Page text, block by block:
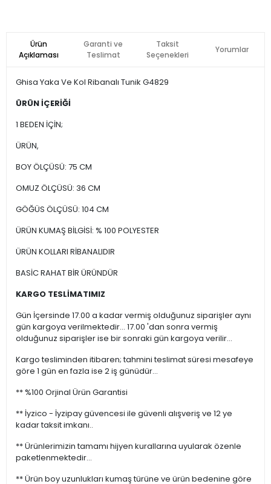
Ürün
Açıklaması
Garanti ve
Teslimat
Taksit
Seçenekleri
Yorumlar
Ghisa Yaka Ve Kol Ribanalı Tunik G4829
ÜRÜN İÇERİĞİ
1 BEDEN İÇİN;
ÜRÜN,
BOY ÖLÇÜSÜ: 75 CM
OMUZ ÖLÇÜSÜ: 36 CM
GÖĞÜS ÖLÇÜSÜ: 104 CM
ÜRÜN KUMAŞ BİLGİSİ: % 100 POLYESTER
ÜRÜN KOLLARI RİBANALIDIR
BASİC RAHAT BİR ÜRÜNDÜR
KARGO TESLİMATIMIZ
Gün İçersinde 17.00 a kadar vermiş olduğunuz siparişler aynı
gün kargoya verilmektedir... 17.00 'dan sonra vermiş
olduğunuz siparişler ise bir sonraki gün kargoya verilir...
Kargo tesliminden itibaren; tahmini teslimat süresi mesafeye
göre 1 gün en fazla ise 2 iş günüdür...
** %100 Orjinal Ürün Garantisi
** İyzico - İyzipay güvencesi ile güvenli alışveriş ve 12 ye
kadar taksit imkanı..
** Ürünlerimizin tamamı hijyen kurallarına uyularak özenle
paketlenmektedir...
** Ürün boy uzunlukları kumaş türüne ve ürün bedenine göre